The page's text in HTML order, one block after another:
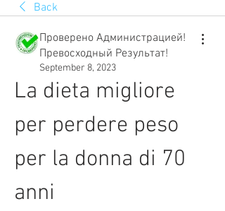
Back
Проверено Администрацией!
Превосходный Результат!
September 8, 2023
La dieta migliore
per perdere peso
per la donna di 70
anni